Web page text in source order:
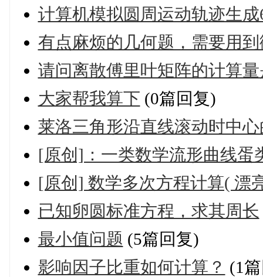
计算机模拟圆周运动轨迹生
有点麻烦的几何题，需要用
请问离散傅里叶矩阵的计算
大家帮我算下 (0篇回复)
莱洛三角形沿直线滚动时中
[原创]：一类数学流形曲线蛋
[原创] 数学多次方程计算( 漂
已知卵圆标准方程，求其周长
最小值问题 (5篇回复)
影响因子比重如何计算？ (1